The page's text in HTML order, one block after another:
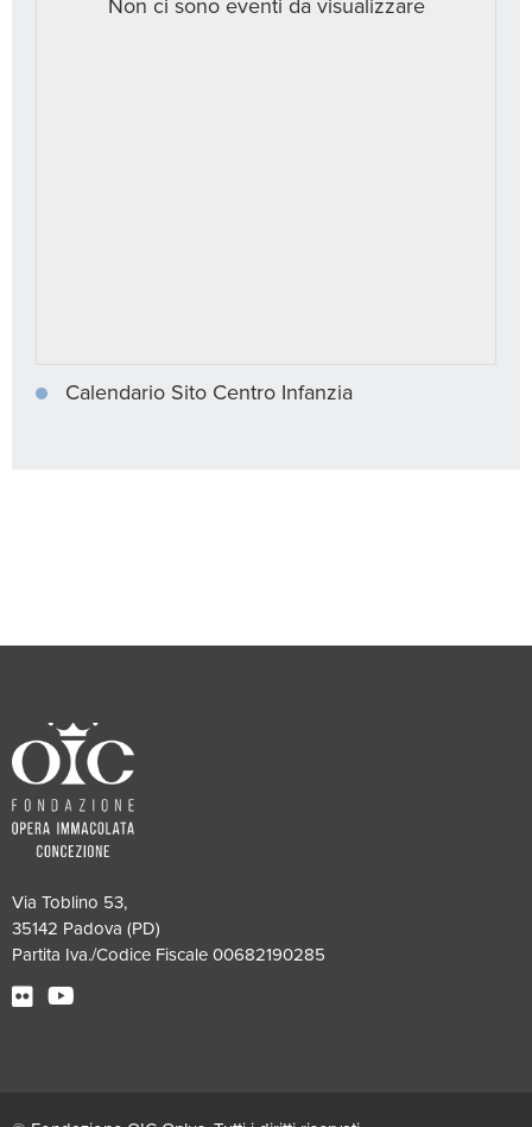
Non ci sono eventi da visualizzare
Calendario Sito Centro Infanzia
Via Toblino 53,
35142 Padova (PD)
Partita Iva./Codice Fiscale 00682190285